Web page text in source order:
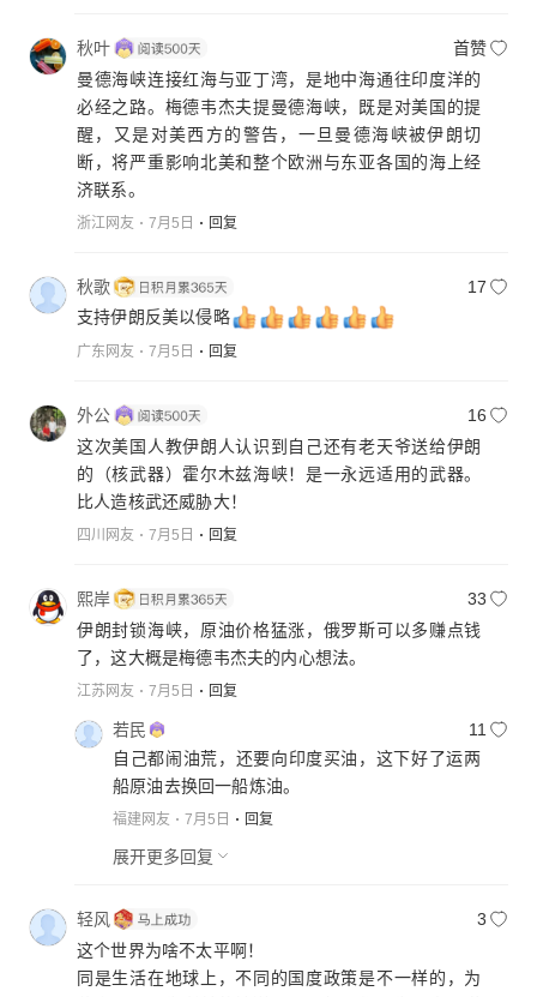
秋叶
首赞
曼德海峡连接红海与亚丁湾，是地中海通往印度洋的
必经之路。梅德韦杰夫提曼德海峡，既是对美国的提
醒，又是对美西方的警告，一旦曼德海峡被伊朗切
断，将严重影响北美和整个欧洲与东亚各国的海上经
济联系。
浙江网友 7月5日 回复
秋歌
17
支持伊朗反美以侵略
广东网友 7月5日 回复
外公
16
这次美国人教伊朗人认识到自己还有老天爷送给伊朗
的（核武器）霍尔木兹海峡！是一永远适用的武器。
比人造核武还威胁大！
四川网友 7月5日 回复
熙岸
33
伊朗封锁海峡，原油价格猛涨，俄罗斯可以多赚点钱
了，这大概是梅德韦杰夫的内心想法。
江苏网友 7月5日 回复
若民
11
自己都闹油荒，还要向印度买油，这下好了运两
船原油去换回一船炼油。
福建网友 7月5日 回复
展开更多回复
轻风
3
这个世界为啥不太平啊！
同是生活在地球上，不同的国度政策是不一样的，为